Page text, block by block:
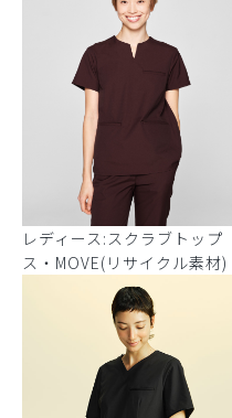
レディース:スクラブトップ
ス・MOVE(リサイクル素材)